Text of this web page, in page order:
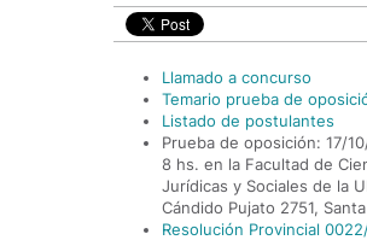
Llamado a concurso
Temario prueba de
Listado de postulantes
Prueba de oposición: 17/
8 hs. en la Facultad de
Jurídicas y Sociales de la
Cándido Pujato 2751,
Resolución Provincial